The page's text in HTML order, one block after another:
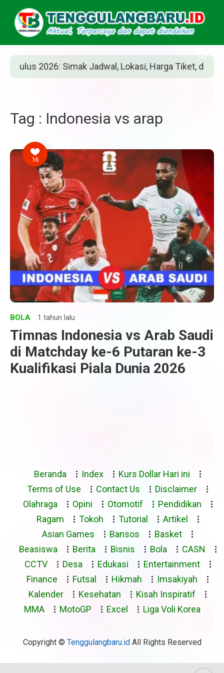
2026: Simak Jadwal, Lokasi, Harga Tiket, dan Cara
Tag : Indonesia vs arap
16
BOLA 1 tahun lalu
Timnas Indonesia vs Arab Saudi
di Matchday ke-6 Putaran ke-3
Kualifikasi Piala Dunia 2026
Beranda Index
Kurs Dollar Hari ini
Terms of Use
Contact Us
Disclaimer
Olahraga
Opini Otomotif
Pendidikan
Ragam
Tokoh Tutorial
Artikel
Asian Games
Bansos
Basket
Beasiswa
Berita Bisnis Bola
CASN
CCTV
Desa Edukasi
Entertainment
Finance
Futsal Hikmah
Imsakiyah
Kalender
Kesehatan
Kisah Inspiratif
MMA
MotoGP Excel Liga Voli Korea
Copyright © Tenggulangbaru.idAll Rights Reserved